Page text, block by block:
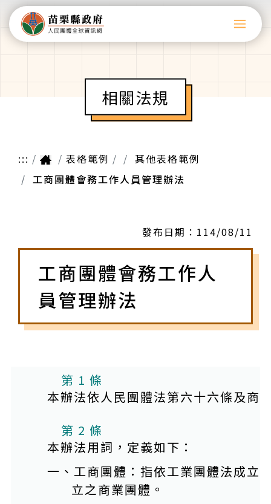
相關法規
::: 表格範例
其他表格範例
工商團體會務工作人員管理辦法
發布日期： 114/08/11
工商團體會務工作人
員管理辦法
第 1 條
本辦法依人民團體法第六十六條及商
第 2 條
本辦法用詞，定義如下：
一、工商團體：指依工業團體法成立
立之商業團體。